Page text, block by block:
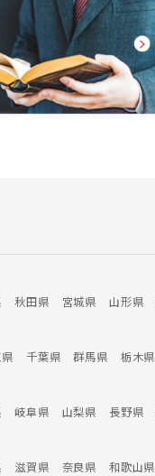
秋田県 宮城県 山形県
千葉県 群馬県 栃木県
岐阜県 山梨県 長野県
滋賀県 奈良県 和歌山県